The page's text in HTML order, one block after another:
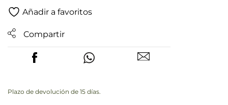
Añadir a favoritos
Compartir
Plazo de devolución de 15 días.